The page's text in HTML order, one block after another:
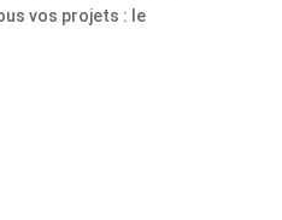
vos projets : le